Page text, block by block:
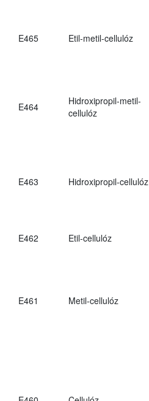
E465 Etil-metil-cellulóz
E464
Hidroxipropil-metil-
cellulóz
E463 Hidroxipropil-cellulóz
E462 Etil-cellulóz
E461 Metil-cellulóz